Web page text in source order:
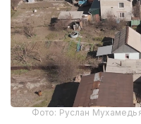
Фото: Руслан